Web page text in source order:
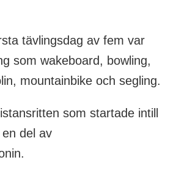
tävlingsdag av fem var
som wakeboard, bowling,
mountainbike och segling.
som startade intill
del av